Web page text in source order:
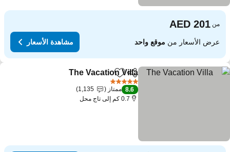
من
عرض الأسعار منموقع واحد مشاهدة الأسعار
مشاركةAdd to favorites
The Vacation Villa
8.6 ممتاز
1,135
0.7 كم إلى تاج محل